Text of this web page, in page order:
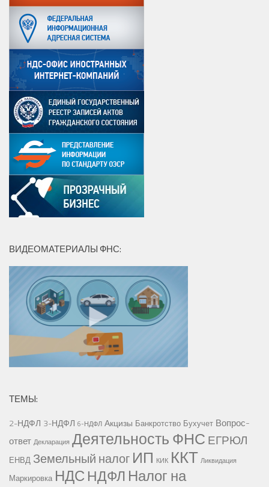
ВИДЕОМАТЕРИАЛЫ ФНС:
ТЕМЫ:
2-НДФЛ 3-НДФЛ 6-НДФЛ Акцизы Банкротство Бухучет Вопрос-
ответ Декларация Деятельность ФНС ЕГРЮЛ
ЕНВД Земельный налог ИП КИК ККТ Ликвидация
Маркировка НДС НДФЛ Налог на